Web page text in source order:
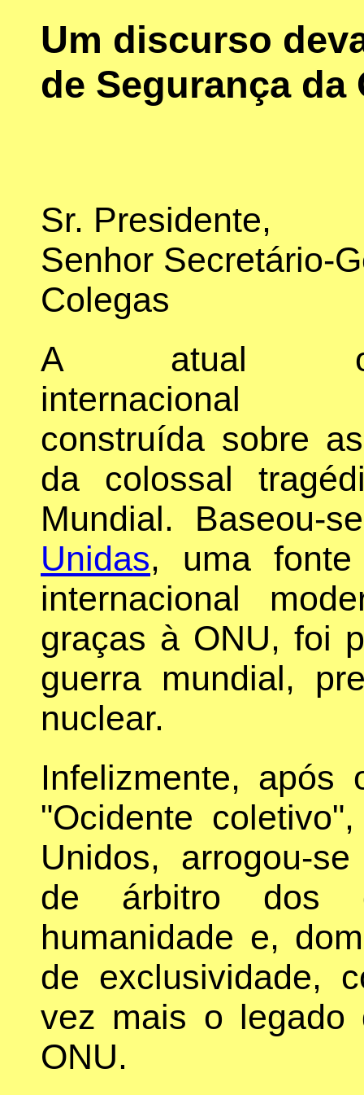
Um discurso
de Segurança da
Sr. Presidente,
Senhor Secretário-
Colegas
A atual
construída sobre
da colossal
Mundial. Baseou-
Unidas, uma fonte
internacional
graças à ONU, foi
guerra mundial,
nuclear.
Infelizmente,
"Ocidente
Unidos, arrogou-
de árbitro dos
humanidade e,
de exclusividade,
vez mais o legado
ONU.